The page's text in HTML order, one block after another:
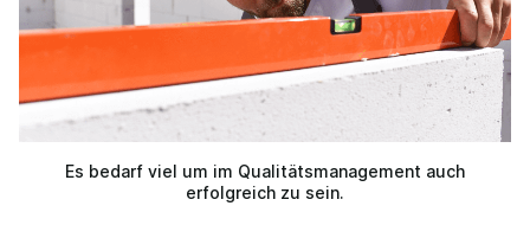
Es bedarf viel um im Qualitätsmanagement auch
erfolgreich zu sein.